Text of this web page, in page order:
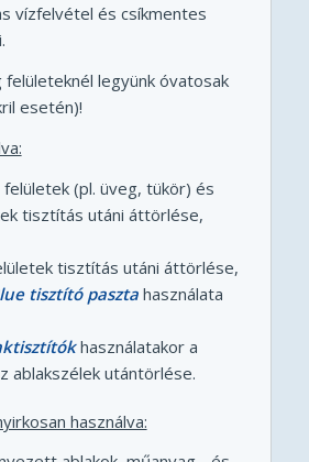
vízfelvétel és csíkmentes
felületeknél legyünk óvatosak
esetén)!
(pl. üveg, tükör) és
tisztítás utáni áttörlése,
tisztítás utáni áttörlése,
tisztító pasztahasználata
használatakor a
ablakszélek utántörlése.
használva: